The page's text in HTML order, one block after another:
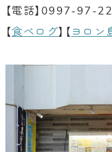
【電話】0997-97-
【食べログ】【 ヨロン